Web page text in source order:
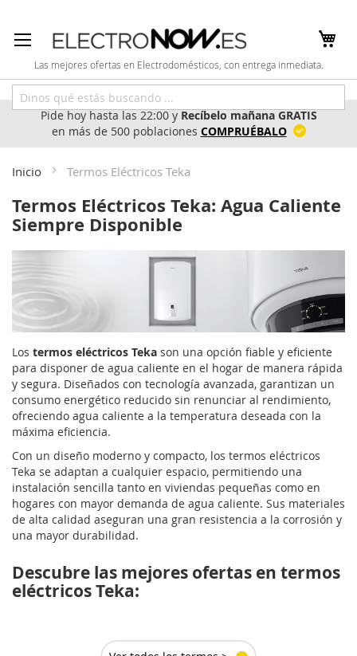
al
contenido
Las mejores ofertas en Electrodomésticos, con entrega inmediata.
Pide hoy hasta las 22:00 yRecíbelo mañana GRATIS
en más de 500 poblaciones COMPRUÉBALO
Inicio Termos Eléctricos Teka
Termos Eléctricos Teka: Agua Caliente
Siempre Disponible
Los termos eléctricos Teka son una opción fiable y eficiente
para disponer de agua caliente en el hogar de manera rápida
y segura. Diseñados con tecnología avanzada, garantizan un
consumo energético reducido sin renunciar al rendimiento,
ofreciendo agua caliente a la temperatura deseada con la
máxima eficiencia.
Con un diseño moderno y compacto, los termos eléctricos
Teka se adaptan a cualquier espacio, permitiendo una
instalación sencilla tanto en viviendas pequeñas como en
hogares con mayor demanda de agua caliente. Sus materiales
de alta calidad aseguran una gran resistencia a la corrosión y
una mayor durabilidad.
Descubre las mejores ofertas en termos
eléctricos Teka: